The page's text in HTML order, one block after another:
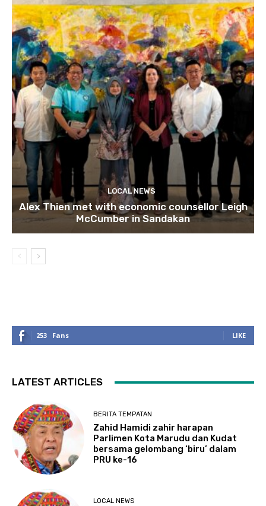
LOCAL NEWS
Alex Thien met with economic counsellor Leigh
McCumber in Sandakan
253 Fans LIKE
LATEST ARTICLES
BERITA TEMPATAN
Zahid Hamidi zahir harapan
Parlimen Kota Marudu dan Kudat
bersama gelombang ‘biru’ dalam
PRU ke-16
LOCAL NEWS